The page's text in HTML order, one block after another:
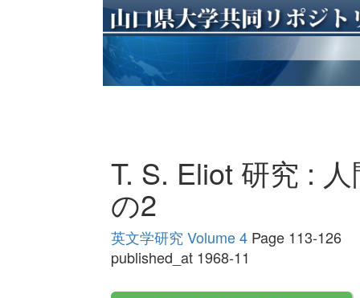
T. S. Eliot 研究 :
の2
英文学研究 Volume 4Page 113-126
published_at 1968-11